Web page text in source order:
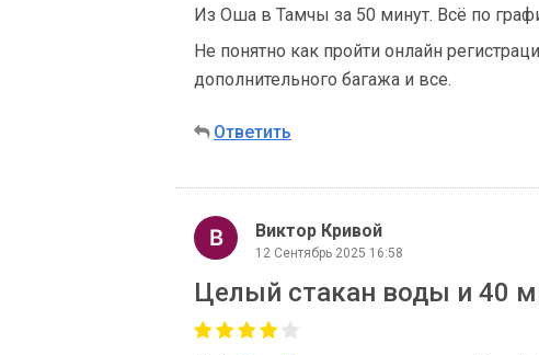
Из Оша в Тамчы за 50 минут. Всё по
Не понятно как пройти онлайн
дополнительного багажа и все.
Ответить
Виктор Кривой
12 Сентябрь 2025 16:58
Целый стакан воды и 40